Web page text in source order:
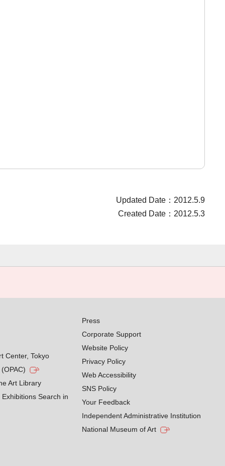
Updated Date：2012.5.9
Created Date：2012.5.3
Center, Tokyo
Art Library
Search in
Press
Corporate Support
Website Policy
Privacy Policy
Web Accessibility
SNS Policy
Your Feedback
Independent Administrative Institution
National Museum of Art